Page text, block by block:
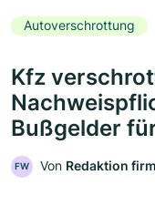
Autoverschrottung
Kfz
Bußgelder
FW Von Redaktion